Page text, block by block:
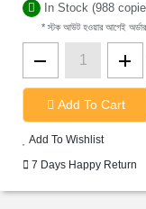
In Stock (988
* স্টক আউট হওয়ার আগেই
Add To Cart
Add To Wishlist
7 Days Happy Return